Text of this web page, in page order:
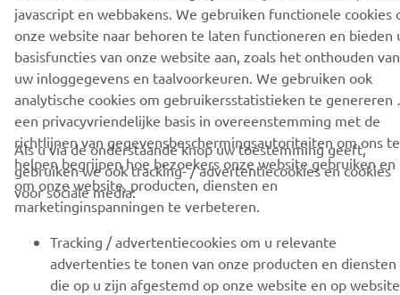
gegevens verwerken:Privacyverklaring
© Copyright - 2026 Yamaha Motor Europe N.V. - Alle rechten
voorbehouden
Privacyverklaring Cookie-informatieWebshop terms & conditions
javascript en webbakens. We gebruiken functionele cookies
onze website naar behoren te laten functioneren en bieden
basisfuncties van onze website aan, zoals het onthouden van
uw inloggegevens en taalvoorkeuren. We gebruiken ook
analytische cookies om gebruikersstatistieken te genereren
een privacyvriendelijke basis in overeenstemming met de
richtlijnen van gegevensbeschermingsautoriteiten om ons te
helpen begrijpen hoe bezoekers onze website gebruiken en
om onze website, producten, diensten en
marketinginspanningen te verbeteren.
Als u via de onderstaande knop uw toestemming geeft,
gebruiken we ook tracking- / advertentiecookies en cookies
voor sociale media:
Tracking / advertentiecookies om u relevante
advertenties te tonen van onze producten en diensten
die op u zijn afgestemd op onze website en op